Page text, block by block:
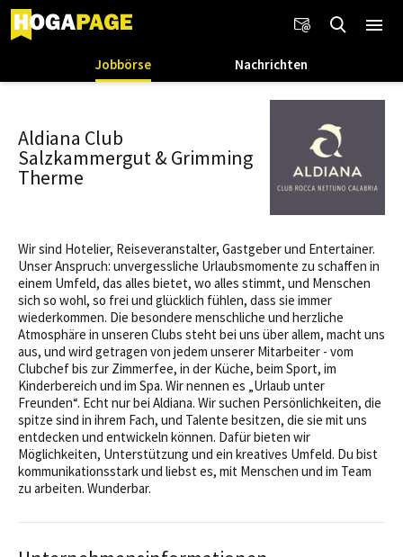
Jobbörse Nachrichten
Aldiana Club
Salzkammergut & Grimming
Therme
Wir sind Hotelier, Reiseveranstalter, Gastgeber und Entertainer.
Unser Anspruch: unvergessliche Urlaubsmomente zu schaffen in
einem Umfeld, das alles bietet, wo alles stimmt, und Menschen
sich so wohl, so frei und glücklich fühlen, dass sie immer
wiederkommen. Die besondere menschliche und herzliche
Atmosphäre in unseren Clubs steht bei uns über allem, macht uns
aus, und wird getragen von jedem unserer Mitarbeiter - vom
Clubchef bis zur Zimmerfee, in der Küche, beim Sport, im
Kinderbereich und im Spa. Wir nennen es „Urlaub unter
Freunden“. Echt nur bei Aldiana. Wir suchen Persönlichkeiten, die
spitze sind in ihrem Fach, und Talente besitzen, die sie mit uns
entdecken und entwickeln können. Dafür bieten wir
Möglichkeiten, Unterstützung und ein kreatives Umfeld. Du bist
kommunikationsstark und liebst es, mit Menschen und im Team
zu arbeiten. Wunderbar.